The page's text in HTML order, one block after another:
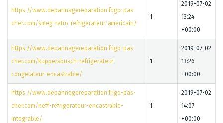
https://www.depannagereparation.frigo-pas-
cher.com/smeg-retro-refrigerateur-americain/
1
2019-07-02
13:24
+00:00
https://www.depannagereparation.frigo-pas-
cher.com/kuppersbusch-refrigerateur-
congelateur-encastrable/
1
2019-07-02
13:26
+00:00
https://www.depannagereparation.frigo-pas-
cher.com/neff-refrigerateur-encastrable-
integrable/
1
2019-07-02
14:07
+00:00